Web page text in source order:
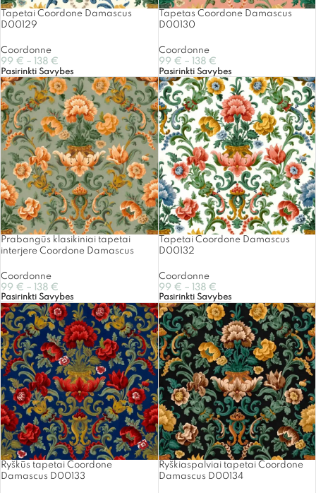
Tapetai Coordone Damascus
D00129
Coordonne
99 € – 138 €
Pasirinkti Savybes
Tapetas Coordone Damascus
D00130
Coordonne
99 € – 138 €
Pasirinkti Savybes
Prabangūs klasikiniai tapetai
interjere Coordone Damascus
Coordonne
99 € – 138 €
Pasirinkti Savybes
Tapetai Coordone Damascus
D00132
Coordonne
99 € – 138 €
Pasirinkti Savybes
Ryškūs tapetai Coordone
Damascus D00133
Ryškiaspalviai tapetai Coordone
Damascus D00134